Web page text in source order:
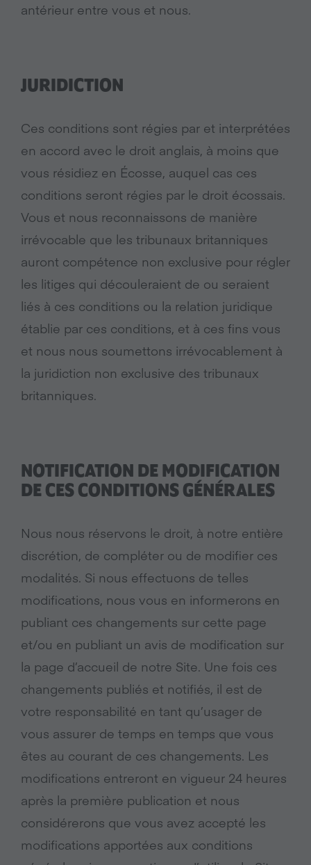
antérieur entre vous et nous.
JURIDICTION
Ces conditions sont régies par et interprétées
en accord avec le droit anglais, à moins que
vous résidiez en Écosse, auquel cas ces
conditions seront régies par le droit écossais.
Vous et nous reconnaissons de manière
irrévocable que les tribunaux britanniques
auront compétence non exclusive pour régler
les litiges qui découleraient de ou seraient
liés à ces conditions ou la relation juridique
établie par ces conditions, et à ces fins vous
et nous nous soumettons irrévocablement à
la juridiction non exclusive des tribunaux
britanniques.
NOTIFICATION DE MODIFICATION
DE CES CONDITIONS GÉNÉRALES
Nous nous réservons le droit, à notre entière
discrétion, de compléter ou de modifier ces
modalités. Si nous effectuons de telles
modifications, nous vous en informerons en
publiant ces changements sur cette page
et/ou en publiant un avis de modification sur
la page d’accueil de notre Site. Une fois ces
changements publiés et notifiés, il est de
votre responsabilité en tant qu’usager de
vous assurer de temps en temps que vous
êtes au courant de ces changements. Les
modifications entreront en vigueur 24 heures
après la première publication et nous
considérerons que vous avez accepté les
modifications apportées aux conditions